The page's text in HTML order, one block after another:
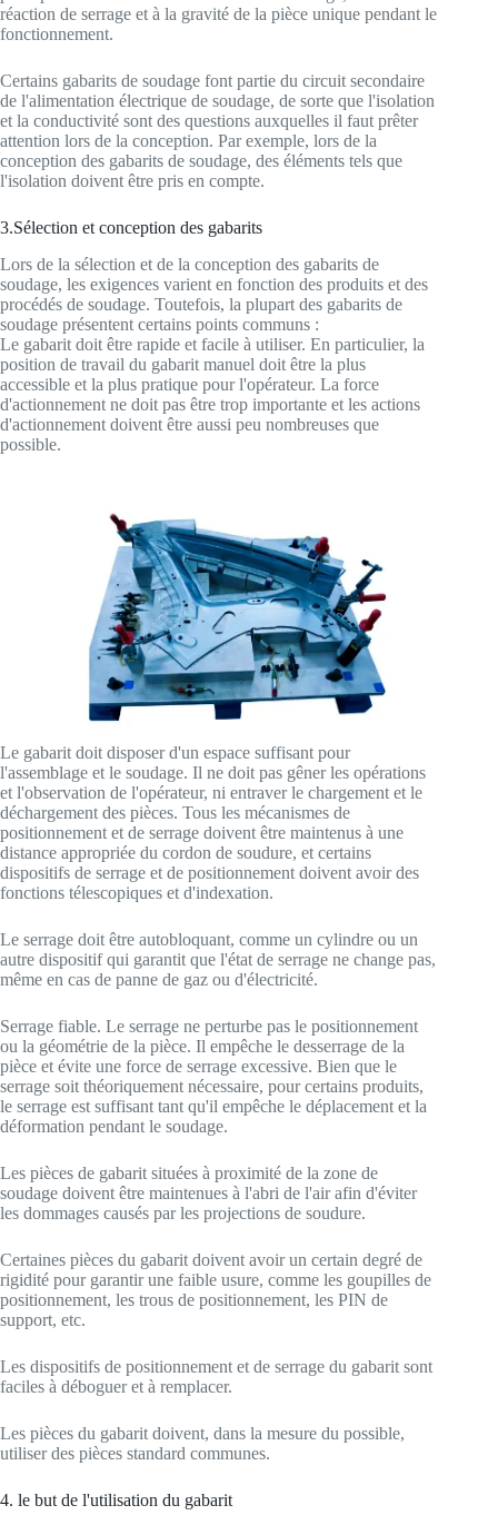
réaction de serrage et à la gravité de la pièce unique pendant le
fonctionnement.
Certains gabarits de soudage font partie du circuit secondaire
de l'alimentation électrique de soudage, de sorte que l'isolation
et la conductivité sont des questions auxquelles il faut prêter
attention lors de la conception. Par exemple, lors de la
conception des gabarits de soudage, des éléments tels que
l'isolation doivent être pris en compte.
3.Sélection et conception des gabarits
Lors de la sélection et de la conception des gabarits de
soudage, les exigences varient en fonction des produits et des
procédés de soudage. Toutefois, la plupart des gabarits de
soudage présentent certains points communs :
Le gabarit doit être rapide et facile à utiliser. En particulier, la
position de travail du gabarit manuel doit être la plus
accessible et la plus pratique pour l'opérateur. La force
d'actionnement ne doit pas être trop importante et les actions
d'actionnement doivent être aussi peu nombreuses que
possible.
Le gabarit doit disposer d'un espace suffisant pour
l'assemblage et le soudage. Il ne doit pas gêner les opérations
et l'observation de l'opérateur, ni entraver le chargement et le
déchargement des pièces. Tous les mécanismes de
positionnement et de serrage doivent être maintenus à une
distance appropriée du cordon de soudure, et certains
dispositifs de serrage et de positionnement doivent avoir des
fonctions télescopiques et d'indexation.
Le serrage doit être autobloquant, comme un cylindre ou un
autre dispositif qui garantit que l'état de serrage ne change pas,
même en cas de panne de gaz ou d'électricité.
Serrage fiable. Le serrage ne perturbe pas le positionnement
ou la géométrie de la pièce. Il empêche le desserrage de la
pièce et évite une force de serrage excessive. Bien que le
serrage soit théoriquement nécessaire, pour certains produits,
le serrage est suffisant tant qu'il empêche le déplacement et la
déformation pendant le soudage.
Les pièces de gabarit situées à proximité de la zone de
soudage doivent être maintenues à l'abri de l'air afin d'éviter
les dommages causés par les projections de soudure.
Certaines pièces du gabarit doivent avoir un certain degré de
rigidité pour garantir une faible usure, comme les goupilles de
positionnement, les trous de positionnement, les PIN de
support, etc.
Les dispositifs de positionnement et de serrage du gabarit sont
faciles à déboguer et à remplacer.
Les pièces du gabarit doivent, dans la mesure du possible,
utiliser des pièces standard communes.
4. le but de l'utilisation du gabarit